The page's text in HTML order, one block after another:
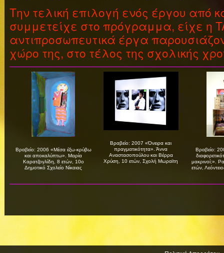
Την τελική επιλογή ενός έργου από
συμμετείχε στο πρόγραμμα, είχε η
αντιπροσωπευτικά έργα
χώρο της, στο τέλος της σχολικής
Βραβείο: 2006 «Μέσα έξω-κρύβω
και αποκαλύπτω». Μαρία
Καρατζογλίδη, 8 ετών, 10ο
Δημοτικό Σχολείο Νίκαιας
Βραβείο: 2007 «Όνειρα και
πραγματικότητα». Άννα
Αναστασοπούλου και Βέρρα
Χρύση, 10 ετών, Σχολή Μωραϊτη
Βραβείο:
μακρινοί;».
ετών,